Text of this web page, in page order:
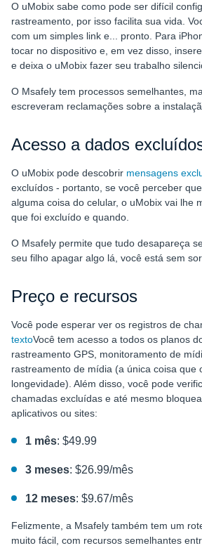
O uMobix sabe como pode ser difícil
rastreamento, por isso facilita sua vida.
com um simples link e... pronto. Para
tocar no dispositivo e, em vez disso,
e deixa o uMobix fazer seu trabalho
O Msafely tem processos semelhantes,
escreveram reclamações sobre a
Acesso a dados
O uMobix pode descobrir mensagens
excluídos - portanto, se você perceber
alguma coisa do celular, o uMobix vai lhe
que foi excluído e quando.
O Msafely permite que tudo desapareça
seu filho apagar algo lá, você está sem
Preço e recursos
Você pode esperar ver os registros de
textoVocê tem acesso a todos os planos
rastreamento GPS, monitoramento de
rastreamento de mídia (a única coisa que
longevidade). Além disso, você pode
chamadas excluídas e até mesmo
aplicativos ou sites:
1 mês: $49.99
3 meses: $26.99/mês
12 meses: $9.67/mês
Felizmente, a Msafely também tem um
muito fácil, com recursos semelhantes